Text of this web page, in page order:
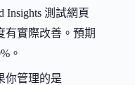
Insights 測試網頁
有實際改善。預期
。
你管理的是